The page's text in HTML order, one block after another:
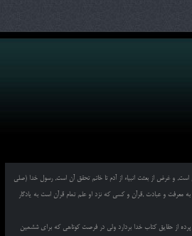
و غرض از بعثت انبیاء از آدم تا خاتم تحقق آن است, رسول خدا (صلی
معرفت و عبادت ,قرآن و کسی که نزد او علم تمام قرآن است به یادگار
از حقایق کتاب خدا بردارد ولی در فرصت کوتاهی که برای ششمین